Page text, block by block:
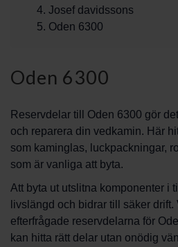
Josef davidssons
Oden 6300
Oden 6300
Reservdelar till Oden 6300 gör
och reparera din vedkamin. Här
som kaminglas, luckpackningar,
som är vanliga att byta.
Att byta ut utslitna komponenter i
livslängd och bidrar till säker
efterfrågade reservdelarna för
kan hitta rätt delar utan onödig